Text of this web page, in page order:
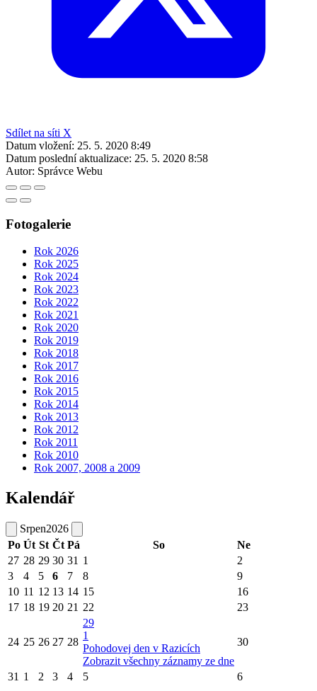
Sdílet na síti X
Datum vložení: 25. 5. 2020 8:49
Datum poslední aktualizace: 25. 5. 2020 8:58
Autor: Správce Webu
Fotogalerie
Rok 2026
Rok 2025
Rok 2024
Rok 2023
Rok 2022
Rok 2021
Rok 2020
Rok 2019
Rok 2018
Rok 2017
Rok 2016
Rok 2015
Rok 2014
Rok 2013
Rok 2012
Rok 2011
Rok 2010
Rok 2007, 2008 a 2009
Kalendář
Srpen2026
Po Út St Čt Pá So
Ne
27 28 29 30 31 1
2
3
4 5 6 7 8
9
10 11 12 13 14 15
16
17 18 19 20 21 22 23
24 25 26 27 28
29
1
Pohodovej den v Razicích
Zobrazit všechny záznamy ze dne
30
31 1 2 3 4 5 6